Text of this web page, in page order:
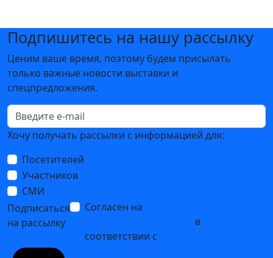
Подпишитесь на нашу рассылку
Ценим ваше время, поэтому будем присылать
только важные новости выставки и
спецпредложения.
Хочу получать рассылки с информацией для:
Посетителей
Участников
СМИ
Подписаться
на рассылку
Согласен на
в
соответствии с